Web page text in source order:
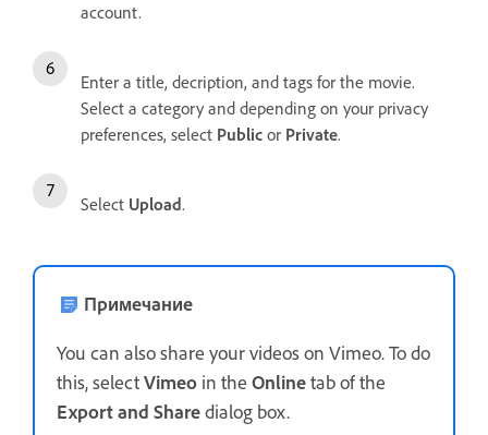
account.
Enter a title, decription, and tags for the movie.
Select a category and depending on your privacy
preferences, select Public or Private.
Select Upload.
Примечание
You can also share your videos on Vimeo. To do
this, selectVimeo in the Onlinetab of the
Export and Sharedialog box.